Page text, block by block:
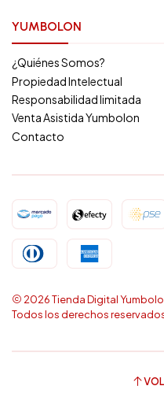
YUMBOLON
¿Quiénes Somos?
Propiedad Intelectual
Responsabilidad limitada
Venta Asistida Yumbolon
Contacto
2026 Tienda Digital
Todos los derechos